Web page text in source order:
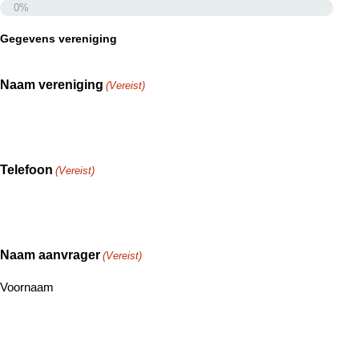
0%
Gegevens vereniging
Naam vereniging (Vereist)
Telefoon (Vereist)
Naam aanvrager (Vereist)
Voornaam